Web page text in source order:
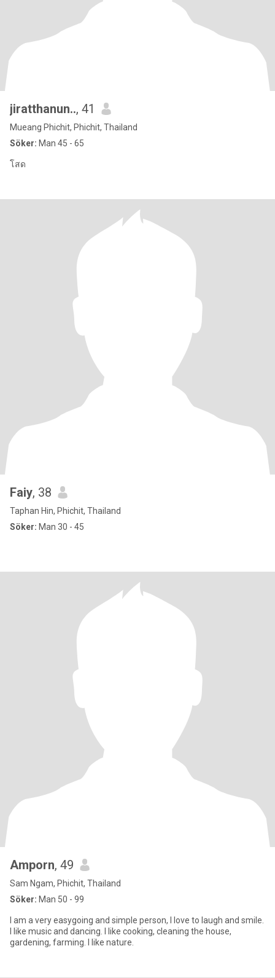
jiratthanun.., 41
Mueang Phichit, Phichit, Thailand
Söker: Man 45 - 65
โสด
Faiy, 38
Taphan Hin, Phichit, Thailand
Söker: Man 30 - 45
Amporn, 49
Sam Ngam, Phichit, Thailand
Söker: Man 50 - 99
I am a very easygoing and simple person, I love to laugh and smile.
I like music and dancing. I like cooking, cleaning the house,
gardening, farming. I like nature.